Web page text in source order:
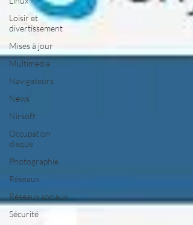
Loisir et
divertissement
Mises à jour
Multimedia
Navigateurs
News
Nirsoft
Occupation
disque
Photographie
Réseaux
Réseaux sociaux
Sécurité